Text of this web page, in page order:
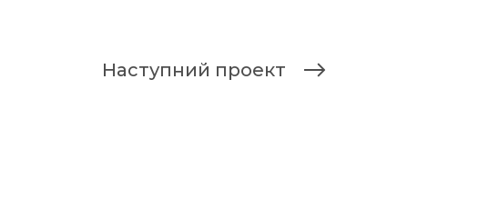
Наступний проект